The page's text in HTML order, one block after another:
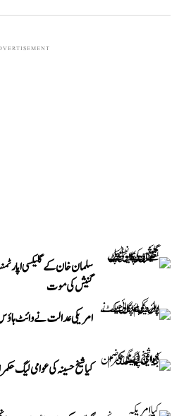
سلمان خان کے گلیکسی
گنیش کی موت
امریکی عدالت نے وائٹ
کیا شیخ حسینہ کی عوامی لیگ